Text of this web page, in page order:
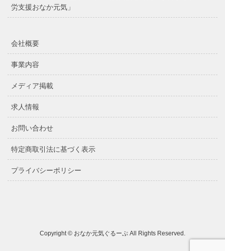
労支援おなか元気」
会社概要
事業内容
メディア掲載
求人情報
お問い合わせ
特定商取引法に基づく表示
プライバシーポリシー
Copyright © おなか元気ぐるーぷ All Rights Reserved.